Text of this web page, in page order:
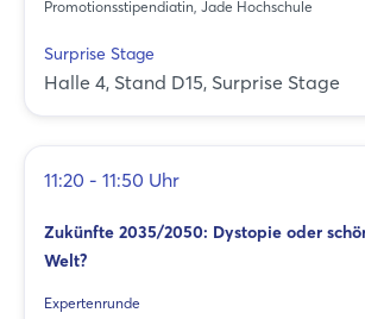
Promotionsstipendiatin, Jade Hochschule
Surprise Stage
Halle 4, Stand D15, Surprise Stage
11:20 - 11:50 Uhr
Zukünfte 2035/2050: Dystopie oder
Welt?
Expertenrunde